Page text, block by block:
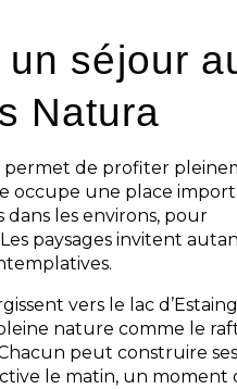
séjour
Natura
permet de profiter
occupe une place
dans les environs, pour
paysages invitent
vers le lac
nature comme le
peut construire ses
le matin, un moment